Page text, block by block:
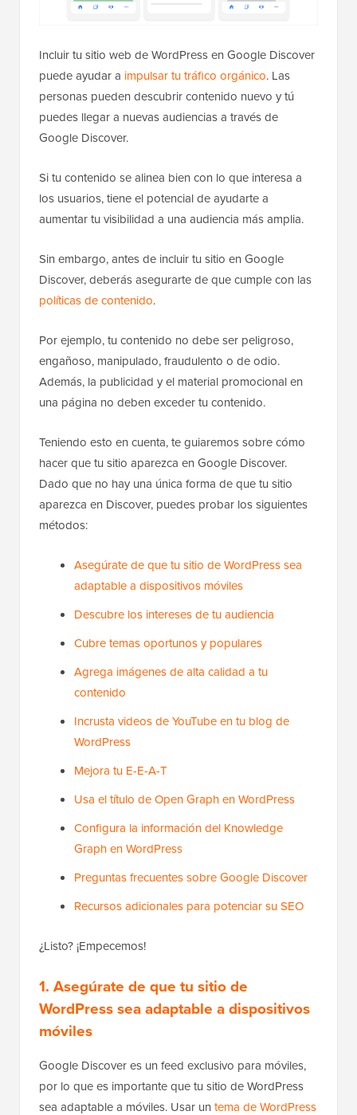
Incluir tu sitio web de WordPress en Google Discover
puede ayudar a impulsar tu tráfico orgánico. Las
personas pueden descubrir contenido nuevo y tú
puedes llegar a nuevas audiencias a través de
Google Discover.
Si tu contenido se alinea bien con lo que interesa a
los usuarios, tiene el potencial de ayudarte a
aumentar tu visibilidad a una audiencia más amplia.
Sin embargo, antes de incluir tu sitio en Google
Discover, deberás asegurarte de que cumple con las
políticas de contenido.
Por ejemplo, tu contenido no debe ser peligroso,
engañoso, manipulado, fraudulento o de odio.
Además, la publicidad y el material promocional en
una página no deben exceder tu contenido.
Teniendo esto en cuenta, te guiaremos sobre cómo
hacer que tu sitio aparezca en Google Discover.
Dado que no hay una única forma de que tu sitio
aparezca en Discover, puedes probar los siguientes
métodos:
Asegúrate de que tu sitio de WordPress sea
adaptable a dispositivos móviles
Descubre los intereses de tu audiencia
Cubre temas oportunos y populares
Agrega imágenes de alta calidad a tu
contenido
Incrusta videos de YouTube en tu blog de
WordPress
Mejora tu E-E-A-T
Usa el título de Open Graph en WordPress
Configura la información del Knowledge
Graph en WordPress
Preguntas frecuentes sobre Google Discover
Recursos adicionales para potenciar su SEO
¿Listo? ¡Empecemos!
1. Asegúrate de que tu sitio de
WordPress sea adaptable a dispositivos
móviles
Google Discover es un feed exclusivo para móviles,
por lo que es importante que tu sitio de WordPress
sea adaptable a móviles. Usar un tema de WordPress